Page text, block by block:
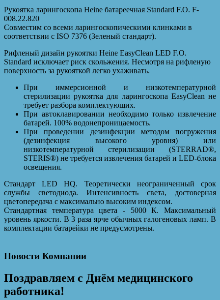
Рукоятка ларингоскопа Heine батареечная Standard F.O. F-
008.22.820
Совместим со всеми ларингоскопическими клинками в
соответствии с ISO 7376 (Зеленый стандарт).
Рифленый дизайн рукоятки Heine EasyClean LED F.O.
Standard исключает риск скольжения. Несмотря на рифленую
поверхность за рукояткой легко ухаживать.
При иммерсионной и низкотемпературной
стерилизации рукоятка для ларингоскопа EasyClean не
требует разбора комплектующих.
При автоклавировании необходимо только извлечение
батарей. 100% водонепроницаемость.
При проведении дезинфекции методом погружения
(дезинфекция высокого уровня) или
низкотемпературной стерилизации (STERRAD®,
STERIS®) не требуется извлечения батарей и LED-блока
освещения.
Стандарт LED HQ. Теоретически неограниченный срок
службы светодиода. Интенсивность света, достоверная
цветопередача с максимально высоким индексом.
Стандартная температура цвета - 5000 К. Максимальный
уровень яркости. В 3 раза ярче обычных галогеновых ламп. В
комплектации батарейки не предусмотрены.
Новости Компании
Поздравляем с Днём медицинского
работника!